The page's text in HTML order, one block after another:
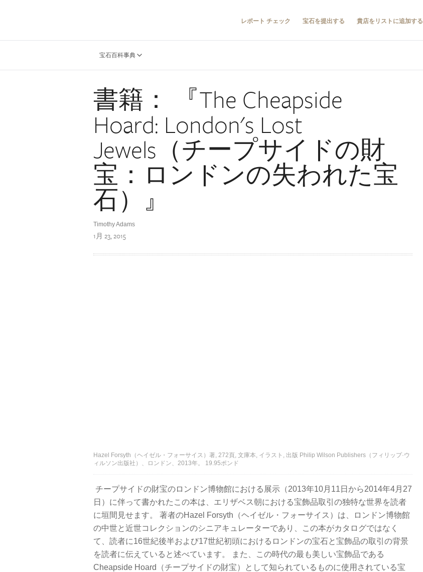
レポート チェック 宝石を提出する 貴店をリストに追加する
宝石百科事典
書籍： 『The Cheapside
Hoard: London's Lost
Jewels（チープサイドの財
宝：ロンドンの失われた宝
石）』
Timothy Adams
1月 23, 2015
Hazel Forsyth（ヘイゼル・フォーサイス）著, 272頁, 文庫本, イラスト, 出版 Philip Wilson Publishers（フィリップ·ウ
ィルソン出版社）、ロンドン、2013年。 19.95ポンド
チープサイドの財宝のロンドン博物館における展示（2013年10月11日から2014年4月27
日）に伴って書かれたこの本は、エリザベス朝における宝飾品取引の独特な世界を読者
に垣間見せます。 著者のHazel Forsyth（ヘイゼル・フォーサイス）は、ロンドン博物館
の中世と近世コレクションのシニアキュレーターであり、この本がカタログではなく
て、読者に16世紀後半および17世紀初頭におけるロンドンの宝石と宝飾品の取引の背景
を読者に伝えていると述べています。 また、この時代の最も美しい宝飾品である
Cheapside Hoard（チープサイドの財宝）として知られているものに使用されている宝